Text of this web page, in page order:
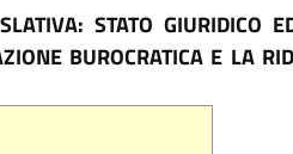
STATO GIURIDICO
BUROCRATICA E LA